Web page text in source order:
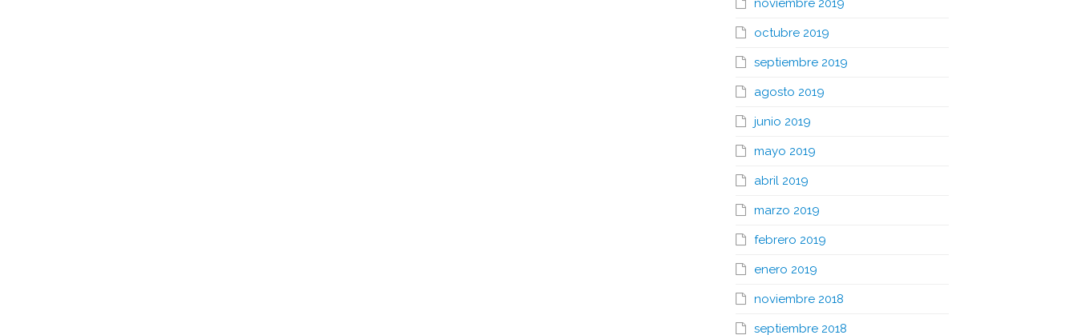
noviembre 2019
octubre 2019
septiembre 2019
agosto 2019
junio 2019
mayo 2019
abril 2019
marzo 2019
febrero 2019
enero 2019
noviembre 2018
septiembre 2018